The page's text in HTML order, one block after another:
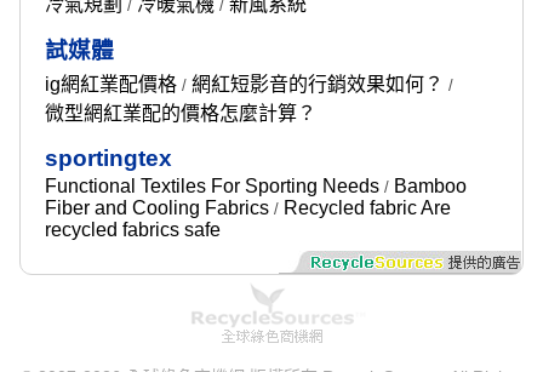
冷氣規劃 / 冷暖氣機/ 新風系統
試媒體
ig網紅業配價格/ 網紅短影音的行銷效果如何？ /
微型網紅業配的價格怎麼計算？
sportingtex
Functional Textiles For Sporting Needs/ Bamboo
Fiber and Cooling Fabrics/ Recycled fabric Are
recycled fabrics safe